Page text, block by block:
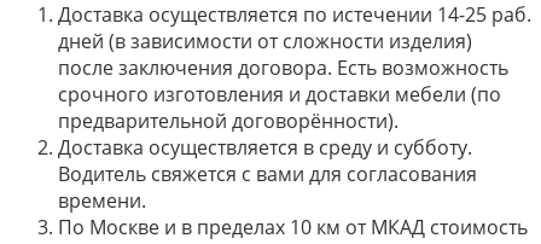
Доставка осуществляется по истечении 14-25 раб.
дней (в зависимости от сложности изделия)
после заключения договора. Есть возможность
срочного изготовления и доставки мебели (по
предварительной договорённости).
Доставка осуществляется в среду и субботу.
Водитель свяжется с вами для согласования
времени.
По Москве и в пределах 10 км от МКАД стоимость